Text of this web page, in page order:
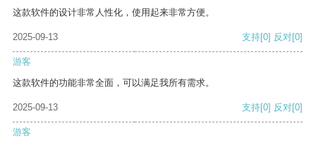
这款软件的设计非常人性化，使用起来非常方便。
2025-09-13 支持[0] 反对[0]
游客
这款软件的功能非常全面，可以满足我所有需求。
2025-09-13 支持[0] 反对[0]
游客